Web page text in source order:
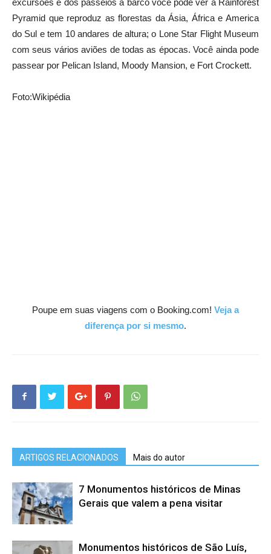
Pyramid que reproduz as florestas da Ásia, África e America
do Sul e tem 10 andares de altura; o Lone Star Flight Museum
com seus vários aviões de todas as épocas. Você ainda pode
passear por Pelican Island, Moody Mansion, e Fort Crockett.
Foto:Wikipédia
Poupe em suas viagens com o Booking.com! Veja a
diferença por si mesmo.
ARTIGOS RELACIONADOS Mais do autor
7 Monumentos históricos de Minas
Gerais que valem a pena visitar
Monumentos históricos de São Luís,